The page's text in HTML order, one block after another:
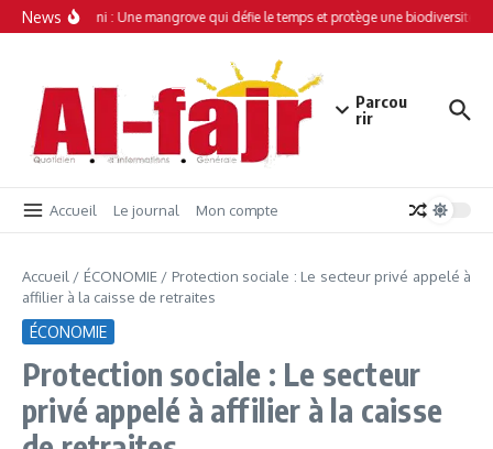
Aller au contenu
News
Simamboini : Une mangrove qui défie le temps et protège une biodiversité
Parcou
rir
Accueil Le journal Mon compte
Accueil / ÉCONOMIE/ Protection sociale : Le secteur privé appelé à
affilier à la caisse de retraites
ÉCONOMIE
Protection sociale : Le secteur
privé appelé à affilier à la caisse